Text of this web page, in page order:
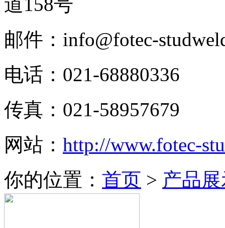
邮件：info@fotec-
电话：021-68880336
传真：021-58957679
网站： http://www.fotec-
你的位置： 首页 > 产品